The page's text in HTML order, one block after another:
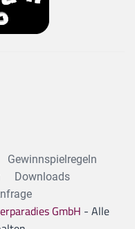
Gewinnspielregeln
Downloads
GmbH - Alle